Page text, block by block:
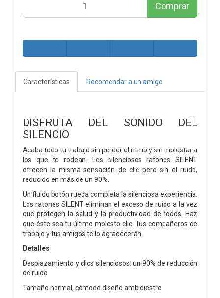
Comprar
Características Recomendar a un amigo
DISFRUTA DEL SONIDO DEL
SILENCIO
Acaba todo tu trabajo sin perder el ritmo y sin molestar a
los que te rodean. Los silenciosos ratones SILENT
ofrecen la misma sensación de clic pero sin el ruido,
reducido en más de un 90%.
Un fluido botón rueda completa la silenciosa experiencia.
Los ratones SILENT eliminan el exceso de ruido a la vez
que protegen la salud y la productividad de todos. Haz
que éste sea tu último molesto clic. Tus compañeros de
trabajo y tus amigos te lo agradecerán.
Detalles
Desplazamiento y clics silenciosos: un 90% de reducción
de ruido
Tamaño normal, cómodo diseño ambidiestro